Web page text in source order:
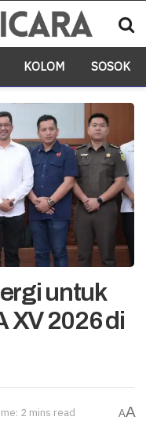
KOLOM SOSOK
untuk
XV 2026 di
2 mins read AA